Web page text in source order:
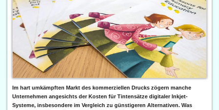
Im hart umkämpften Markt des kommerziellen Drucks zögern manche
Unternehmen angesichts der Kosten für Tintensätze digitaler Inkjet-
Systeme, insbesondere im Vergleich zu günstigeren Alternativen. Was